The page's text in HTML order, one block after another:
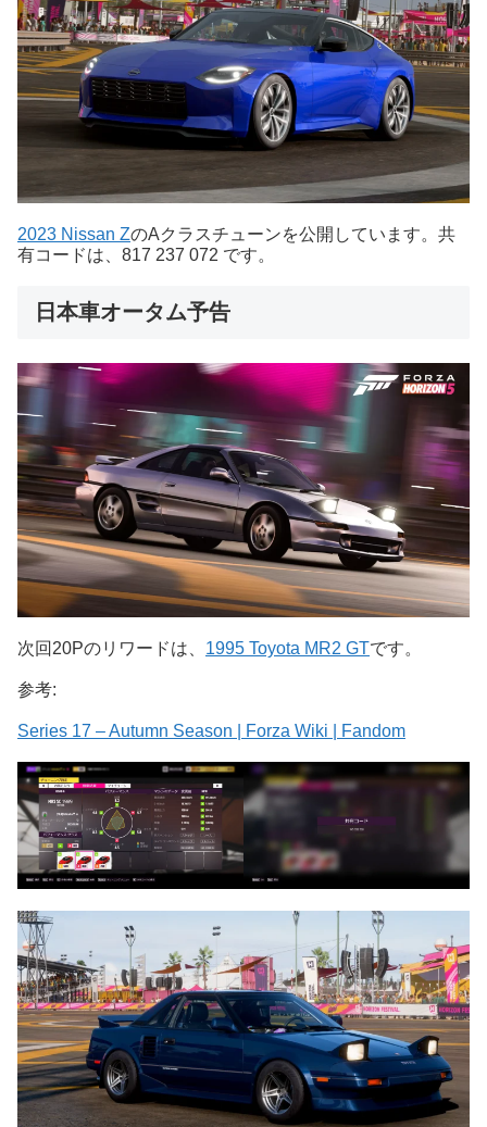
2023 Nissan ZのAクラスチューンを公開しています。共
有コードは、817 237 072 です。
日本車オータム予告
次回20Pのリワードは、 1995 Toyota MR2 GTです。
参考:
Series 17 – Autumn Season | Forza Wiki | Fandom